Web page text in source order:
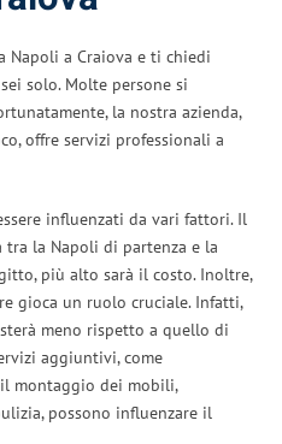
Napoli a Craiova e ti chiedi
solo. Molte persone si
la nostra azienda,
offre servizi professionali a
influenzati da vari fattori. Il
la Napoli di partenza e la
più alto sarà il costo. Inoltre,
gioca un ruolo cruciale. Infatti,
meno rispetto a quello di
aggiuntivi, come
montaggio dei mobili,
possono influenzare il